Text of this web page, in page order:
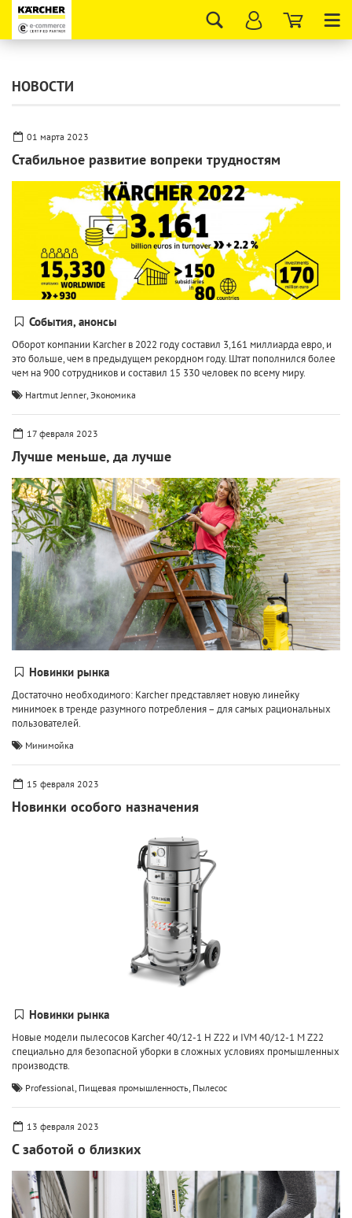
НОВОСТИ
01 марта 2023
Стабильное развитие вопреки трудностям
События, анонсы
Оборот компании Karcher в 2022 году составил 3,161 миллиарда евро, и
это больше, чем в предыдущем рекордном году. Штат пополнился более
чем на 900 сотрудников и составил 15 330 человек по всему миру.
Hartmut Jenner, Экономика
17 февраля 2023
Лучше меньше, да лучше
Новинки рынка
Достаточно необходимого: Karcher представляет новую линейку
минимоек в тренде разумного потребления – для самых рациональных
пользователей.
Минимойка
15 февраля 2023
Новинки особого назначения
Новинки рынка
Новые модели пылесосов Karcher 40/12-1 H Z22 и IVM 40/12-1 M Z22
специально для безопасной уборки в сложных условиях промышленных
производств.
Professional, Пищевая промышленность, Пылесос
13 февраля 2023
С заботой о близких